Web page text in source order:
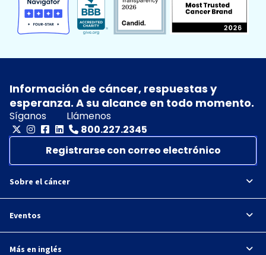
Información de cáncer, respuestas y
esperanza. A su alcance en todo momento.
Síganos
Llámenos
800.227.2345
Registrarse con correo electrónico
Sobre el cáncer
Eventos
Más en inglés